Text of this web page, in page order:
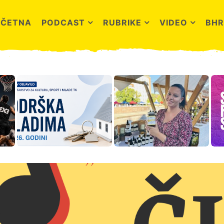
PODCAST RUBRIKE VIDEO